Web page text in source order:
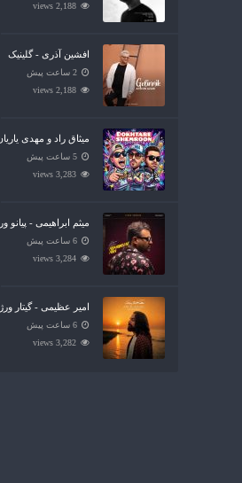
2,188 views
افشین آذری - گلینیک
2 ساعت پیش
2,188 views
میثاق راد و مهدی
5 ساعت پیش
3,283 views
میثم ابراهیمی -
6 ساعت پیش
3,284 views
امیر عظیمی - گیتار
6 ساعت پیش
3,282 views